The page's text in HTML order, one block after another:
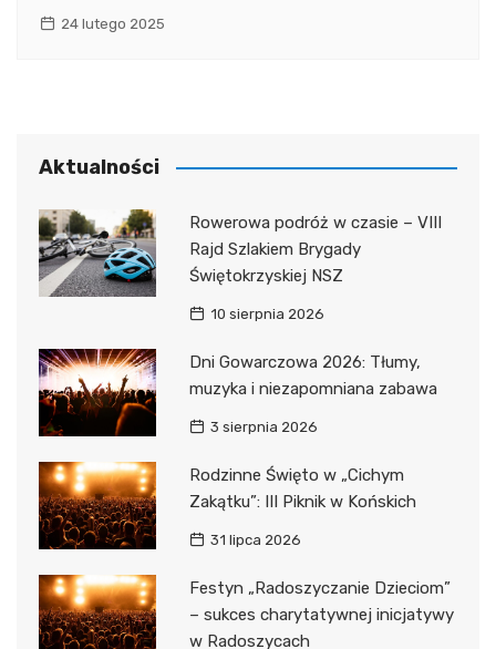
24 lutego 2025
Aktualności
Rowerowa podróż w czasie – VIII
Rajd Szlakiem Brygady
Świętokrzyskiej NSZ
10 sierpnia 2026
Dni Gowarczowa 2026: Tłumy,
muzyka i niezapomniana zabawa
3 sierpnia 2026
Rodzinne Święto w „Cichym
Zakątku”: III Piknik w Końskich
31 lipca 2026
Festyn „Radoszyczanie Dzieciom”
– sukces charytatywnej inicjatywy
w Radoszycach